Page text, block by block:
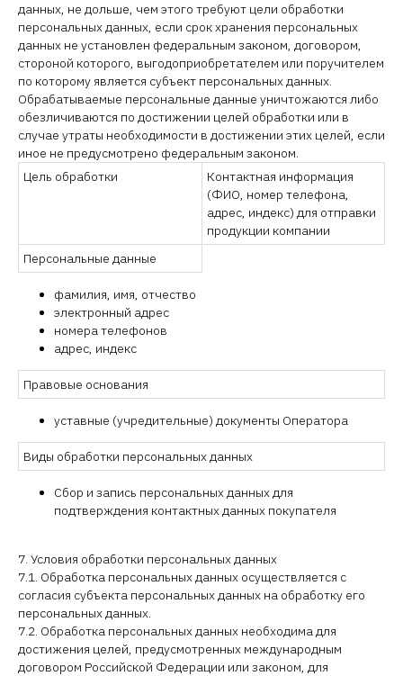
данных, не дольше, чем этого требуют цели обработки
персональных данных, если срок хранения персональных
данных не установлен федеральным законом, договором,
стороной которого, выгодоприобретателем или поручителем
по которому является субъект персональных данных.
Обрабатываемые персональные данные уничтожаются либо
обезличиваются по достижении целей обработки или в
случае утраты необходимости в достижении этих целей, если
иное не предусмотрено федеральным законом.
Цель обработки
Контактная информация
(ФИО, номер телефона,
адрес, индекс) для отправки
продукции компании
Персональные данные
фамилия, имя, отчество
электронный адрес
номера телефонов
адрес, индекс
Правовые основания
уставные (учредительные) документы Оператора
Виды обработки персональных данных
Сбор и запись персональных данных для
подтверждения контактных данных покупателя
7. Условия обработки персональных данных
7.1. Обработка персональных данных осуществляется с
согласия субъекта персональных данных на обработку его
персональных данных.
7.2. Обработка персональных данных необходима для
достижения целей, предусмотренных международным
договором Российской Федерации или законом, для